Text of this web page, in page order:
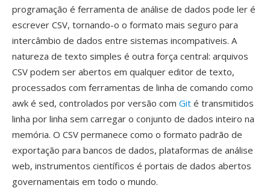
programação é ferramenta de análise de dados pode ler é
escrever CSV, tornando-o o formato mais seguro para
intercâmbio de dados entre sistemas incompativeis. A
natureza de texto simples é outra força central: arquivos
CSV podem ser abertos em qualquer editor de texto,
processados com ferramentas de linha de comando como
awk é sed, controlados por versão com Git é transmitidos
linha por linha sem carregar o conjunto de dados inteiro na
memória. O CSV permanece como o formato padrão de
exportação para bancos de dados, plataformas de análise
web, instrumentos científicos é portais de dados abertos
governamentais em todo o mundo.